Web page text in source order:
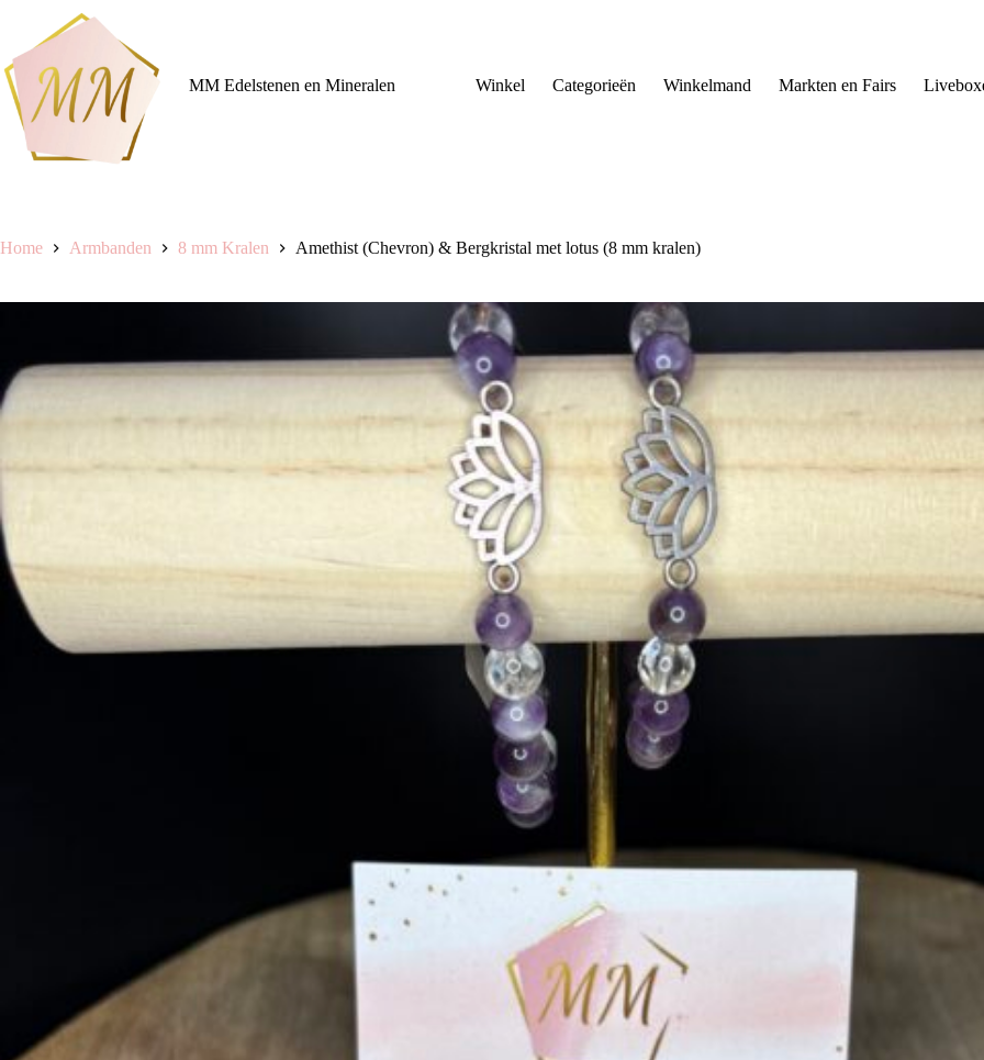
inhoud
MM Edelstenen en Mineralen
Winkel Categorieën Winkelmand Markten en Fairs
Home Armbanden 8 mm Kralen Amethist (Chevron) & Bergkristal met lotus (8 mm kralen)